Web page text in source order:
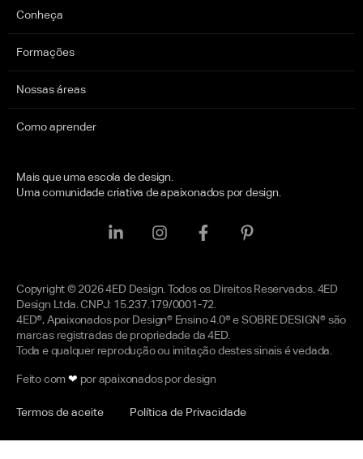
Conheça
Formações
Nossas áreas
Como aprender
Mais que uma escola de design.
Uma comunidade criativa de apaixonados por design.
Copyright © 2026 4ED Design. Todos os Direitos Reservados. 4ED
Design Ltda. CNPJ: 15.237.179/0001-72.
4ED®, Apaixonados por Design® Ensino 4.0® e SOBRE DESIGN® são
marcas registradas de propriedade da 4ED.
Toda e qualquer reprodução ou imitação destes sinais é vedada.
Feito com❤ por apaixonados por design
Termos de aceite Política de Privacidade